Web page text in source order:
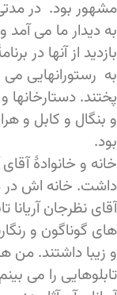
مشهور بود. در
به دیدار ما می
بازدید از آنها در
به رستورانهایی
پختند.
و بنگال و کابل و
بود.
خانه و خانوادۀ
داشت. خانه اش در
آقای نظرجان
های گوناگون و
و زیبا داشتند. من
تابلوهایی را می